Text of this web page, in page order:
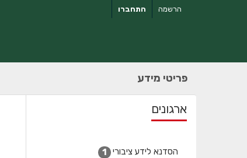
התחברו הרשמה
פריטי מידע
ארגונים
הסדנא לידע ציבורי 1